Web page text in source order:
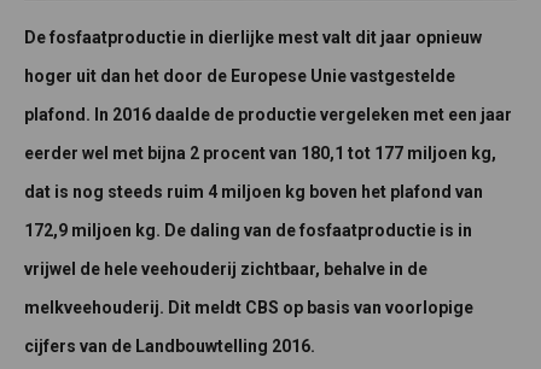
De fosfaatproductie in dierlijke mest valt dit jaar opnieuw
hoger uit dan het door de Europese Unie vastgestelde
plafond. In 2016 daalde de productie vergeleken met een jaar
eerder wel met bijna 2 procent van 180,1 tot 177 miljoen kg,
dat is nog steeds ruim 4 miljoen kg boven het plafond van
172,9 miljoen kg. De daling van de fosfaatproductie is in
vrijwel de hele veehouderij zichtbaar, behalve in de
melkveehouderij. Dit meldt CBS op basis van voorlopige
cijfers van de Landbouwtelling 2016.